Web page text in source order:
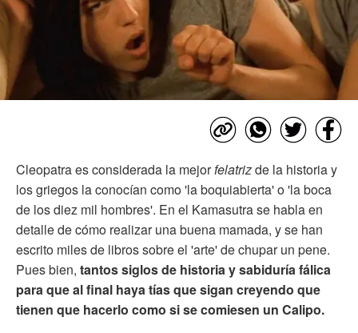
Cleopatra es considerada la mejorfelatrizde la historia y
los griegos la conocían como 'la boquiabierta' o 'la boca
de los diez mil hombres'. En el Kamasutra se habla en
detalle de cómo realizar una buena mamada, y se han
escrito miles de libros sobre el 'arte' de chupar un pene.
Pues bien, tantos siglos de historia y sabiduría fálica
para que al final haya tías que sigan creyendo que
tienen que hacerlo como si se comiesen un Calipo.